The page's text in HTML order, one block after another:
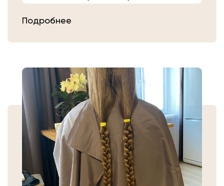
Затем плотно закрепите волосы
самостоятельно, то косичку
аккуратно уложите в пакет или бумагу.
Или просто приходите в салон «Банк
Волос».
Подробнее